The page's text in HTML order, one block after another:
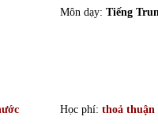
Môn dạy: Tiếng
Học phí: thoả thuận